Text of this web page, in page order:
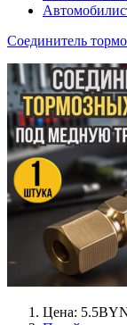
Соединитель
Цена: